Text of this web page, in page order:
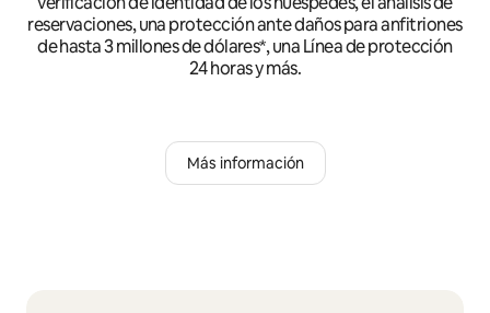
reservaciones, una protección ante daños para anfitriones
de hasta 3 millones de dólares*, una Línea de protección
24 horas y más.
Más información